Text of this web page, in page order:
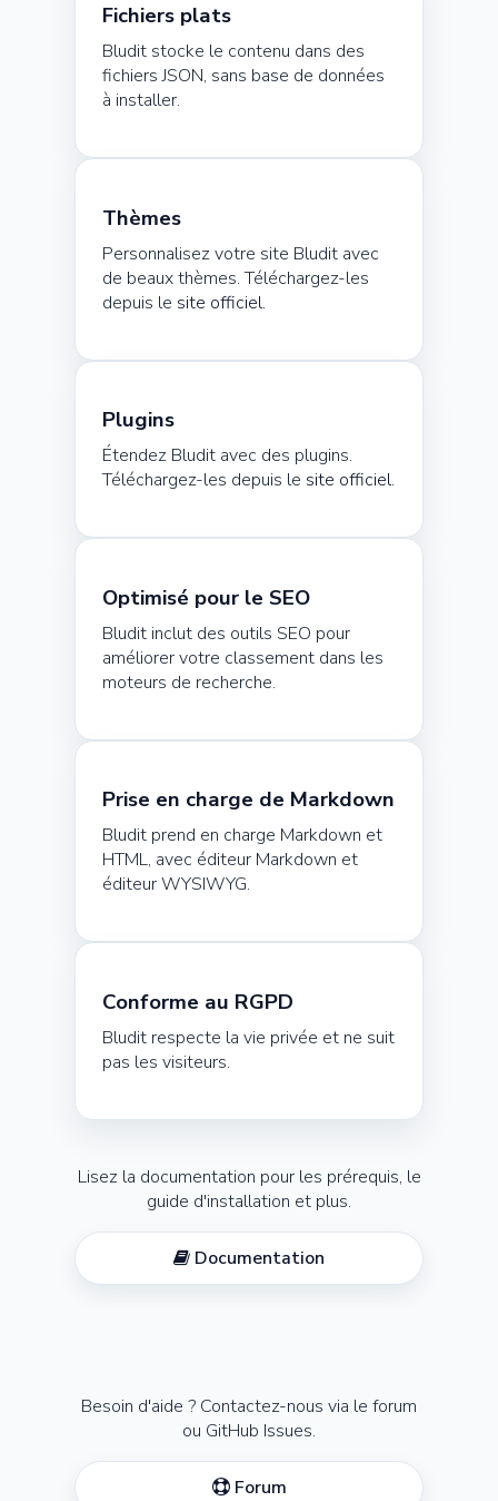
Fichiers plats
Bludit stocke le contenu dans des
fichiers JSON, sans base de données
à installer.
Thèmes
Personnalisez votre site Bludit avec
de beaux thèmes. Téléchargez-les
depuis le site officiel.
Plugins
Étendez Bludit avec des plugins.
Téléchargez-les depuis le site officiel.
Optimisé pour le SEO
Bludit inclut des outils SEO pour
améliorer votre classement dans les
moteurs de recherche.
Prise en charge de Markdown
Bludit prend en charge Markdown et
HTML, avec éditeur Markdown et
éditeur WYSIWYG.
Conforme au RGPD
Bludit respecte la vie privée et ne suit
pas les visiteurs.
Lisez la documentation pour les prérequis, le
guide d'installation et plus.
Documentation
Besoin d'aide ? Contactez-nous via le forum
ou GitHub Issues.
Forum